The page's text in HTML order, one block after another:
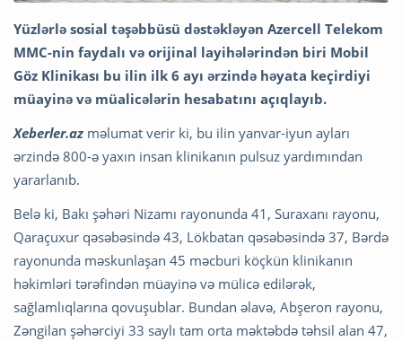
Yüzlərlə sosial təşəbbüsü dəstəkləyən Azercell Telekom
MMC-nin faydalı və orijinal layihələrindən biri Mobil
Göz Klinikası bu ilin ilk 6 ayı ərzində həyata keçirdiyi
müayinə və müalicələrin hesabatını açıqlayıb.
Xeberler.az məlumat verir ki, bu ilin yanvar-iyun ayları
ərzində 800-ə yaxın insan klinikanın pulsuz yardımından
yararlanıb.
Belə ki, Bakı şəhəri Nizamı rayonunda 41, Suraxanı rayonu,
Qaraçuxur qəsəbəsində 43, Lökbatan qəsəbəsində 37, Bərdə
rayonunda məskunlaşan 45 məcburi köçkün klinikanın
həkimləri tərəfindən müayinə və mülicə edilərək,
sağlamlıqlarına qovuşublar. Bundan əlavə, Abşeron rayonu,
Zəngilan şəhərciyi 33 saylı tam orta məktəbdə təhsil alan 47,